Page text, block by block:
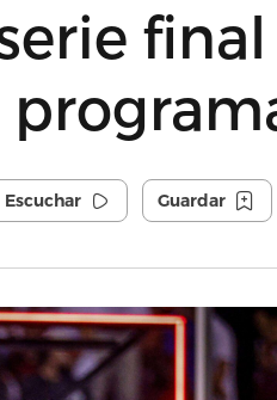
Escuchar Guardar